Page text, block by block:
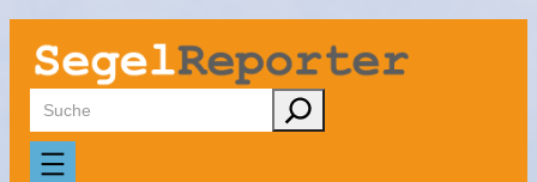
Zum
Inhalt
springen
Suchen